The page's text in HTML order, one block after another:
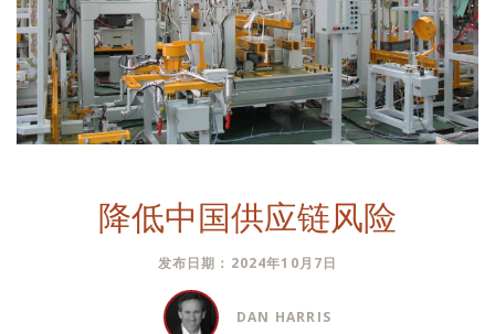
降低中国供应链风险
发布日期：2024年10月7日
DAN HARRIS